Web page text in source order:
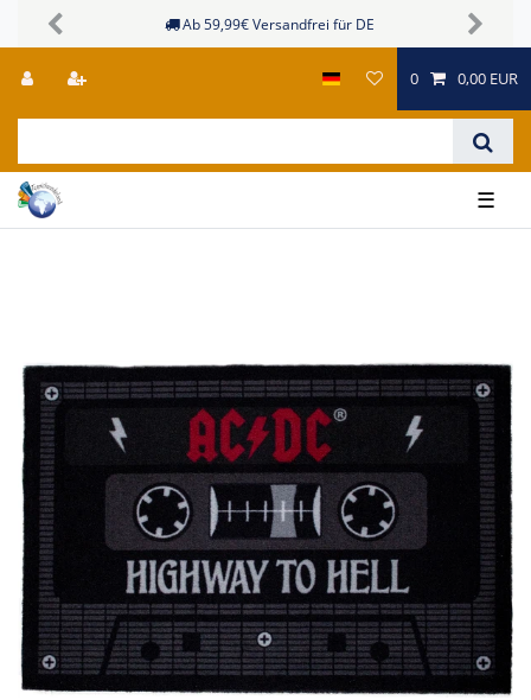
Sichere Zahlungsmöglichkeiten
Previous Next
0 0,00 EUR
☰